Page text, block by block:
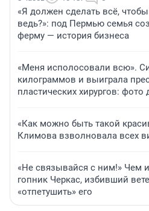
«Я должен сделать всё,
ведь?»: под Пермью семья
ферму — история бизнеса
«Меня исполосовали всю».
килограммов и выиграла
пластических хирургов: фото
«Как можно быть такой
Климова взволновала всех
«Не связывайся с ним!» Чем
гопник Черкас, избивший
«отпетушить» его